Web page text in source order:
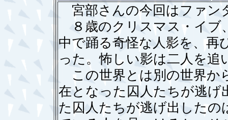
宮部さんの今回はファン
８歳のクリスマス・イブ
中で踊る奇怪な人影を、再
った。怖しい影は二人を
この世界とは別の世界か
在となった囚人たちが逃げ
た囚人たちが逃げ出したの